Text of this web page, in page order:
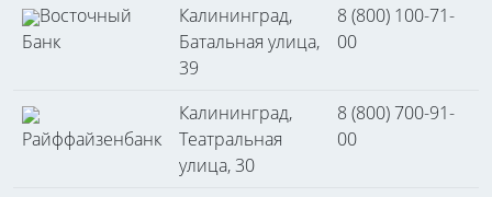
Восточный
Банк
Калининград,
Батальная улица,
39
8 (800) 100-71-
00
Райффайзенбанк
Калининград,
Театральная
улица, 30
8 (800) 700-91-
00